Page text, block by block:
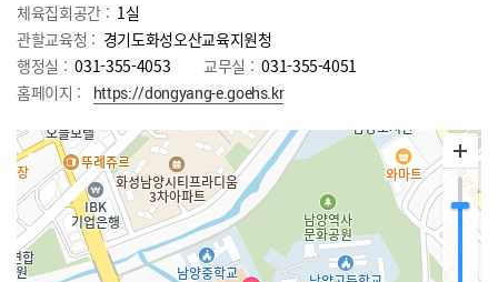
체육집회공간 : 1실
관할교육청 : 경기도화성오산교육지원청
행정실 : 031-355-4053 교무실 : 031-355-4051
홈페이지 :
https://dongyang-e.goehs.kr